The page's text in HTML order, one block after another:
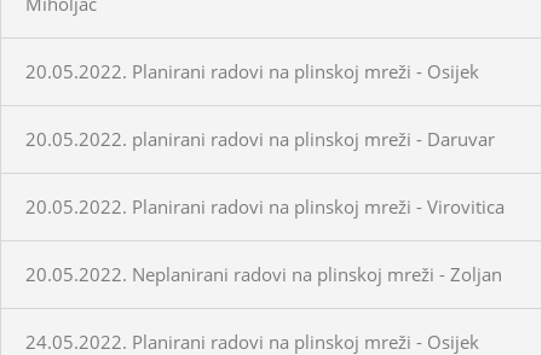
20.05.2022. Planirani radovi na plinskoj mreži - Osijek
20.05.2022. planirani radovi na plinskoj mreži - Daruvar
20.05.2022. Planirani radovi na plinskoj mreži - Virovitica
20.05.2022. Neplanirani radovi na plinskoj mreži - Zoljan
24.05.2022. Planirani radovi na plinskoj mreži - Osijek